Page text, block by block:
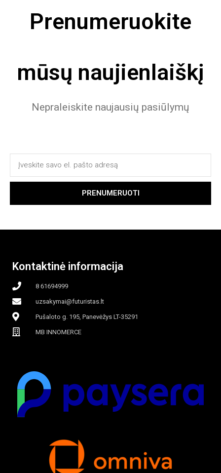
Prenumeruokite
mūsų naujienlaiškį
Nepraleiskite naujausių pasiūlymų
PRENUMERUOTI
Kontaktinė informacija
8 61694999
uzsakymai@futuristas.lt
Pušaloto g. 195, Panevėžys LT-35291
MB INNOMERCE